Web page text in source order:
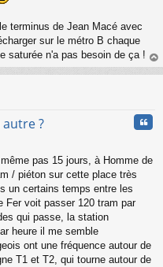
terminus de Jean Macé avec
sur le métro B chaque
saturée n'a pas besoin de ça !
au
autre ?
pas 15 jours, à Homme de
/ piéton sur cette place très
un certains temps entre les
Fer voit passer 120 tram par
qui passe, la station
heure il me semble
ont une fréquence autour de
T1 et T2, qui tourne autour de